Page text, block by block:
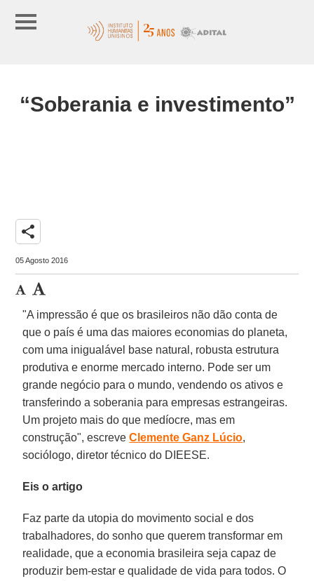
“Soberania e investimento”
share
05 Agosto 2016
"A impressão é que os brasileiros não dão conta de
que o país é uma das maiores economias do planeta,
com uma inigualável base natural, robusta estrutura
produtiva e enorme mercado interno. Pode ser um
grande negócio para o mundo, vendendo os ativos e
transferindo a soberania para empresas estrangeiras.
Um projeto mais do que medíocre, mas em
construção", escreveClemente Ganz Lúcio,
sociólogo, diretor técnico do DIEESE.
Eis o artigo
Faz parte da utopia do movimento social e dos
trabalhadores, do sonho que querem transformar em
realidade, que a economia brasileira seja capaz de
produzir bem-estar e qualidade de vida para todos. O